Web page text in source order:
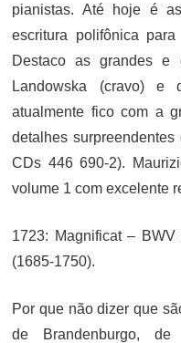
pianistas. Até hoje é
escritura polifônica
Destaco as grandes e
Landowska (cravo) e
atualmente fico com a
detalhes
CDs 446 690-2).
volume 1 com excelente
1723: Magnificat –
(1685-1750).
Por que não dizer que
de Brandenburgo,